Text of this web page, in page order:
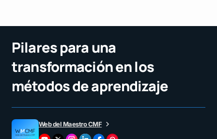
Pilares para una
transformación en los
métodos de aprendizaje
Web del Maestro CMF